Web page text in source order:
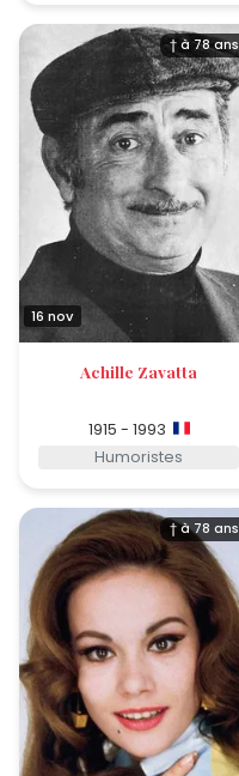
† à 78 ans
16 nov
Achille Zavatta
1915 - 1993
Humoristes
† à 78 ans